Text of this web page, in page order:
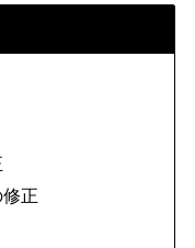
正